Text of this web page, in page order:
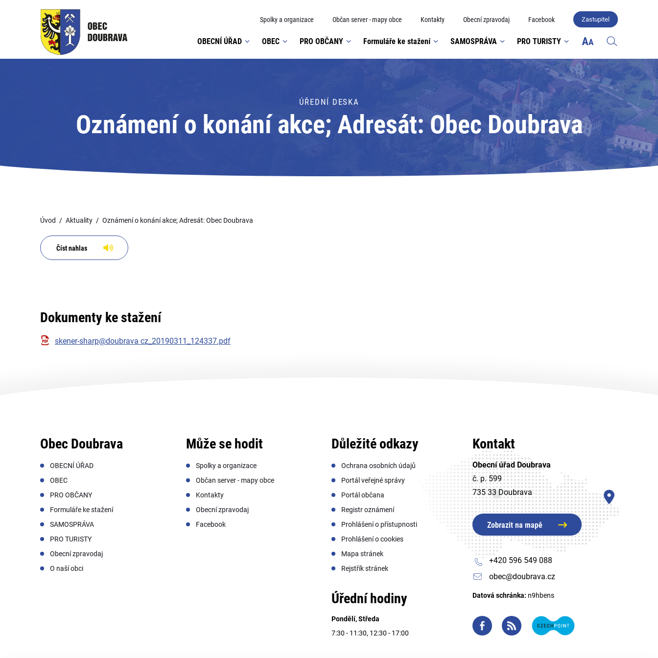
Spolky a organizace Občan server - mapy obce Kontakty Obecní zpravodaj Facebook Zastupitel
OBECNÍ ÚŘAD OBEC PRO OBČANY Formuláře ke stažení SAMOSPRÁVA PRO TURISTY
ÚŘEDNÍ DESKA
Oznámení o konání akce; Adresát: Obec Doubrava
Úvod Aktuality Oznámení o konání akce; Adresát: Obec Doubrava
Číst nahlas
Dokumenty ke stažení
skener-sharp@doubrava cz_20190311_124337.pdf
Obec Doubrava
OBECNÍ ÚŘAD
OBEC
PRO OBČANY
Formuláře ke stažení
SAMOSPRÁVA
PRO TURISTY
Obecní zpravodaj
O naší obci
Může se hodit
Spolky a organizace
Občan server - mapy obce
Kontakty
Obecní zpravodaj
Facebook
Důležité odkazy
Ochrana osobních údajů
Portál veřejné správy
Portál občana
Registr oznámení
Prohlášení o přístupnosti
Prohlášení o cookies
Mapa stránek
Rejstřík stránek
Úřední hodiny
Pondělí, Středa
7:30 - 11:30, 12:30 - 17:00
Kontakt
Obecní úřad Doubrava
č. p. 599
735 33 Doubrava
Zobrazit na mapě
+420 596 549 088
obec@doubrava.cz
Datová schránka: n9hbens